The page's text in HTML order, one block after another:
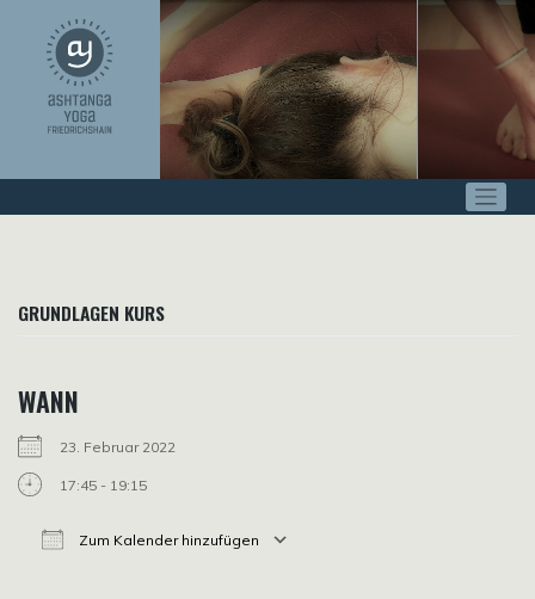
springen
GRUNDLAGEN KURS
WANN
23. Februar 2022
17:45 - 19:15
Zum Kalender hinzufügen